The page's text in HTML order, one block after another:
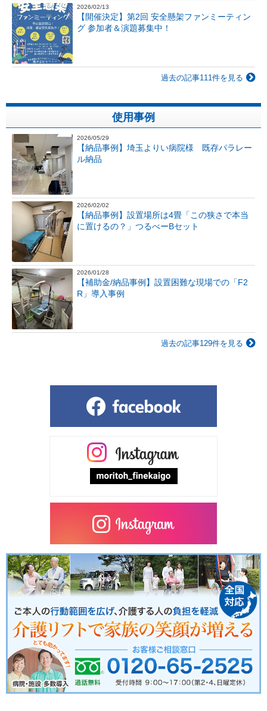
2026/02/13
【開催決定】第2回 安全懸架ファンミーティン
グ 参加者＆演題募集中！
過去の記事111件を見る
使用事例
2026/05/29
【納品事例】埼玉よりい病院様 既存パラレー
ル納品
2026/02/02
【納品事例】設置場所は4畳「この狭さで本当
に置けるの？」つるべーBセット
2026/01/28
【補助金/納品事例】設置困難な現場での「F2
R」導入事例
過去の記事129件を見る